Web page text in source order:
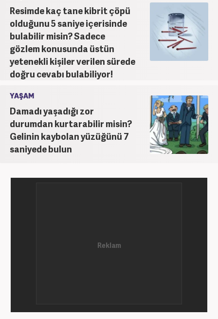
Resimde kaç tane kibrit çöpü
olduğunu 5 saniye içerisinde
bulabilir misin? Sadece
gözlem konusunda üstün
yetenekli kişiler verilen sürede
doğru cevabı bulabiliyor!
YAŞAM
Damadı yaşadığı zor
durumdan kurtarabilir misin?
Gelinin kaybolan yüzüğünü 7
saniyede bulun